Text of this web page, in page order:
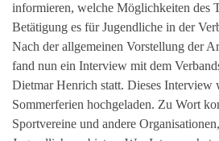
informieren, welche Möglichkeiten des
Betätigung es für Jugendliche in der
Nach der allgemeinen Vorstellung der
fand nun ein Interview mit dem
Dietmar Henrich statt. Dieses Interview
Sommerferien hochgeladen. Zu Wort
Sportvereine und andere